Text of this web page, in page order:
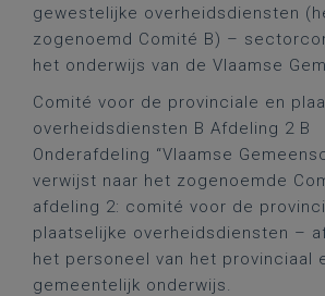
gewestelijke overheidsdiensten
zogenoemd Comité B) –
het onderwijs van de Vlaamse
Comité voor de provinciale en
overheidsdiensten B Afdeling 2 B
Onderafdeling “Vlaamse
verwijst naar het zogenoemde
afdeling 2: comité voor de
plaatselijke overheidsdiensten –
het personeel van het provinciaal
gemeentelijk onderwijs.